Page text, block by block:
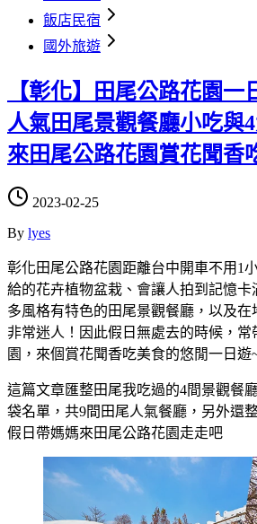
飯店民宿
國外旅遊
【彰化】田尾公路花園一
人氣田尾景觀餐廳小吃與
來田尾公路花園賞花聞香
2023-02-25
By lyes
彰化田尾公路花園距離台中開車不用1
給的花卉植物盆栽、會讓人拍到記憶卡
多風格有特色的田尾景觀餐廳，以及
非常迷人！因此假日無處去的時候，
園，來個賞花聞香吃美食的悠閒一日遊
這篇文章匯整田尾我吃過的4間景觀餐
袋名單，共9間田尾人氣餐廳，另外還
假日帶媽媽來田尾公路花園走走吧